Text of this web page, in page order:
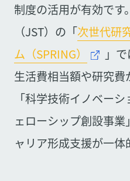
制度の活用が有効で
（JST）の「次世代研
ム（SPRING）
」
生活費相当額や研究費
「科学技術イノベー
ェローシップ創設事
ャリア形成支援が一体